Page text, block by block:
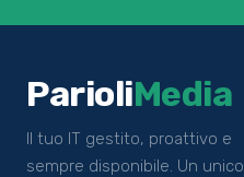
ParioliMedia
Il tuo IT gestito, proattivo e
sempre disponibile. Un unico